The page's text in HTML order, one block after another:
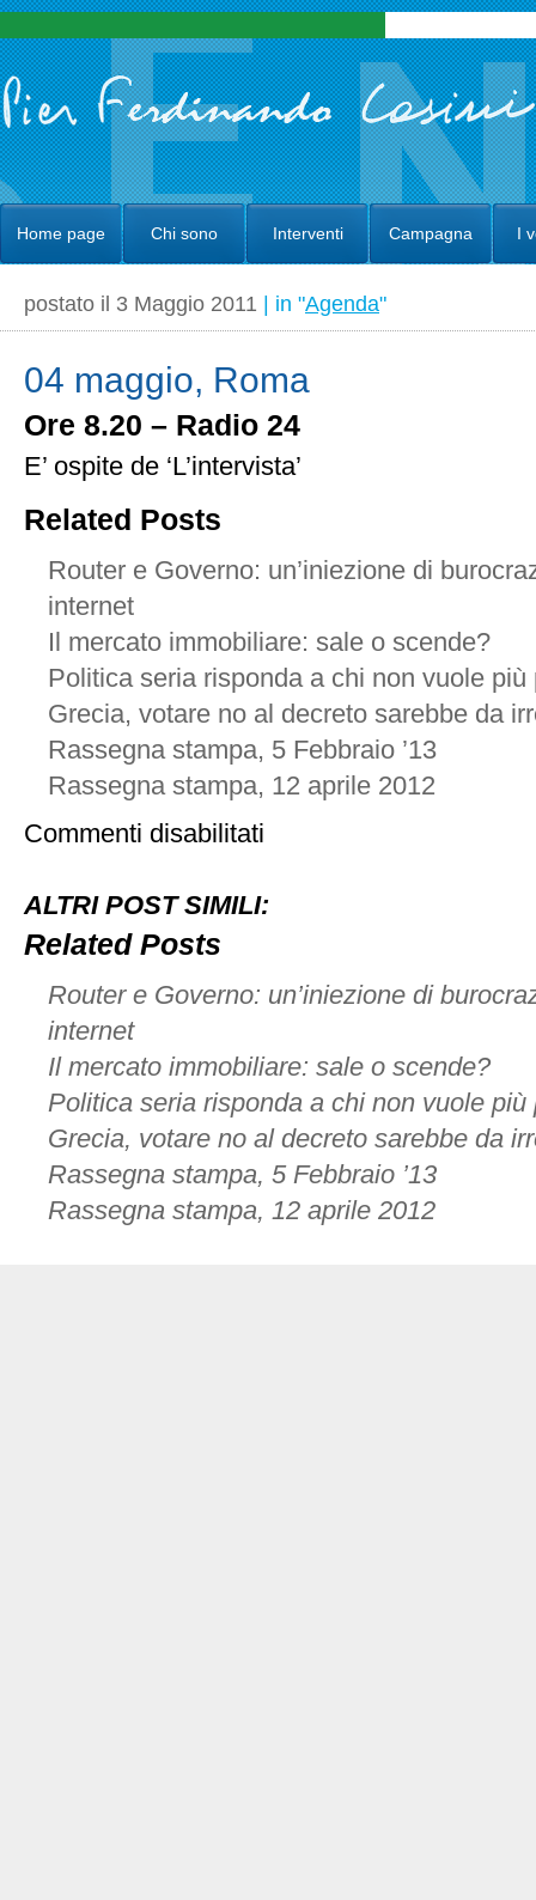
Home page Chi sono Interventi Campagna I
postato il 3 Maggio 2011 | in "Agenda"
04 maggio, Roma
Ore 8.20 – Radio 24
E’ ospite de ‘L’intervista’
Related Posts
Router e Governo: un’iniezione di
internet
Il mercato immobiliare: sale o scende?
Politica seria risponda a chi non vuole più
Grecia, votare no al decreto sarebbe da
Rassegna stampa, 5 Febbraio ’13
Rassegna stampa, 12 aprile 2012
Commenti disabilitati
ALTRI POST SIMILI:
Related Posts
Router e Governo: un’iniezione di
internet
Il mercato immobiliare: sale o scende?
Politica seria risponda a chi non vuole più
Grecia, votare no al decreto sarebbe da
Rassegna stampa, 5 Febbraio ’13
Rassegna stampa, 12 aprile 2012